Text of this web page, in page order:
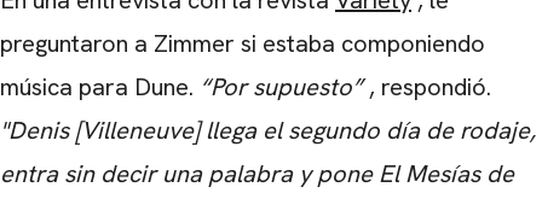
preguntaron a Zimmer si estaba componiendo
música para Dune. “Por supuesto”, respondió.
"Denis [Villeneuve] llega el segundo día de rodaje,
entra sin decir una palabra y pone El Mesías de